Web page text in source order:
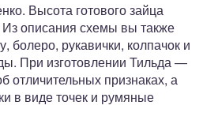
Высота готового зайца
описания схемы вы также
болеро, рукавички, колпачок и
При изготовлении Тильда —
отличительных признаках, а
в виде точек и румяные